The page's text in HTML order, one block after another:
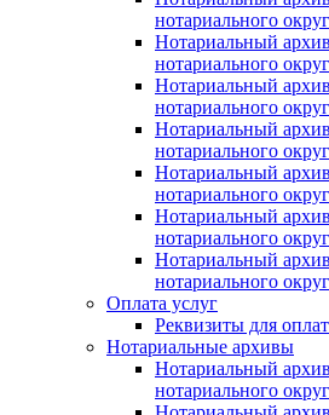
нотариального
Нотариальный
нотариального
Нотариальный
нотариального
Нотариальный
нотариального
Нотариальный
нотариального
Нотариальный
нотариального
Нотариальный
нотариального
Оплата услуг
Реквизиты для
Нотариальные архивы
Нотариальный
нотариального